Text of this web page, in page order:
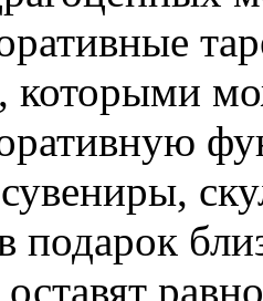
которыми
подарок
оставят